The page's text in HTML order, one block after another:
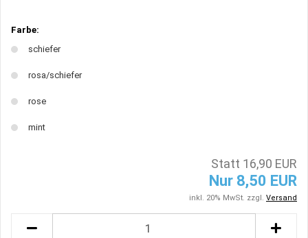
Farbe:
schiefer
rosa/schiefer
rose
mint
Statt 16,90 EUR
Nur 8,50 EUR
inkl. 20% MwSt. zzgl. Versand